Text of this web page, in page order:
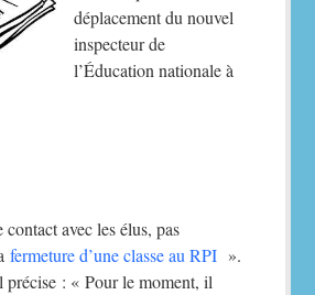
déplacement du nouvel
inspecteur de
l’Éducation nationale à
contact avec les élus, pas
fermeture d’une classe au RPI ».
précise : « Pour le moment, il